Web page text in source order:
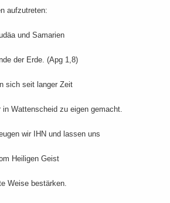
aufzutreten:
und Samarien
der Erde. (Apg 1,8)
sich seit langer Zeit
Wattenscheid zu eigen gemacht.
wir IHN und lassen uns
Heiligen Geist
Weise bestärken.